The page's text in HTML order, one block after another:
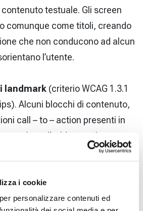
i cookie
personalizzare contenuti ed
testuale. Gli screen
comunque come titoli, creando
che non conducono ad alcun
l’utente.
landmark (criterio WCAG 1.3.1
Alcuni blocchi di contenuto,
call – to – action presenti in
pagine e il widget anti-spam
inclusi nelle regioni
per gli utenti che
di esplorazione per